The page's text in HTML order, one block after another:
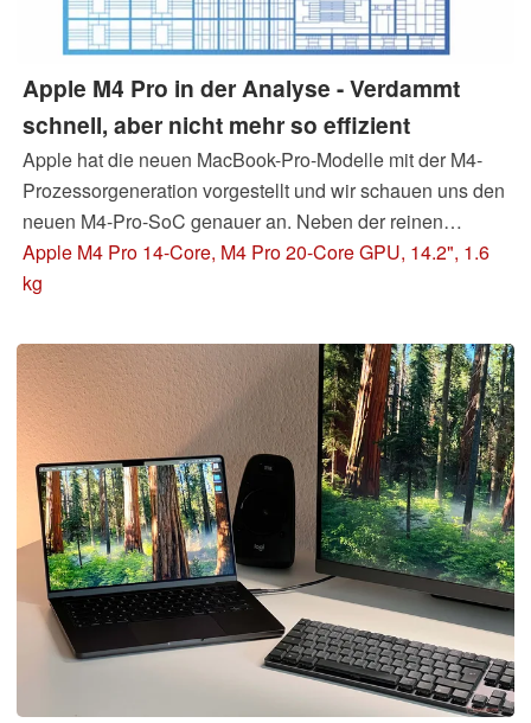
Apple M4 Pro in der Analyse - Verdammt
schnell, aber nicht mehr so effizient
Apple hat die neuen MacBook-Pro-Modelle mit der M4-
Prozessorgeneration vorgestellt und wir schauen uns den
neuen M4-Pro-SoC genauer an. Neben der reinen
Leistung interessiert uns aber auch die Effizienz. Kann
Apple den Vorsprung gegenüber Qualcomm, AMD und
SoC hinzugefügt
Apple M4 Pro 14-Core, M4 Pro 20-Core GPU, 14.2", 1.6
kg